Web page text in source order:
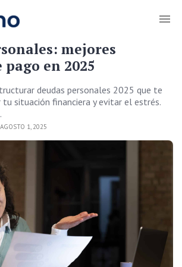
mejores
pago en 2025
deudas personales 2025 que te
tu situación financiera y evitar el estrés.
1, 2025